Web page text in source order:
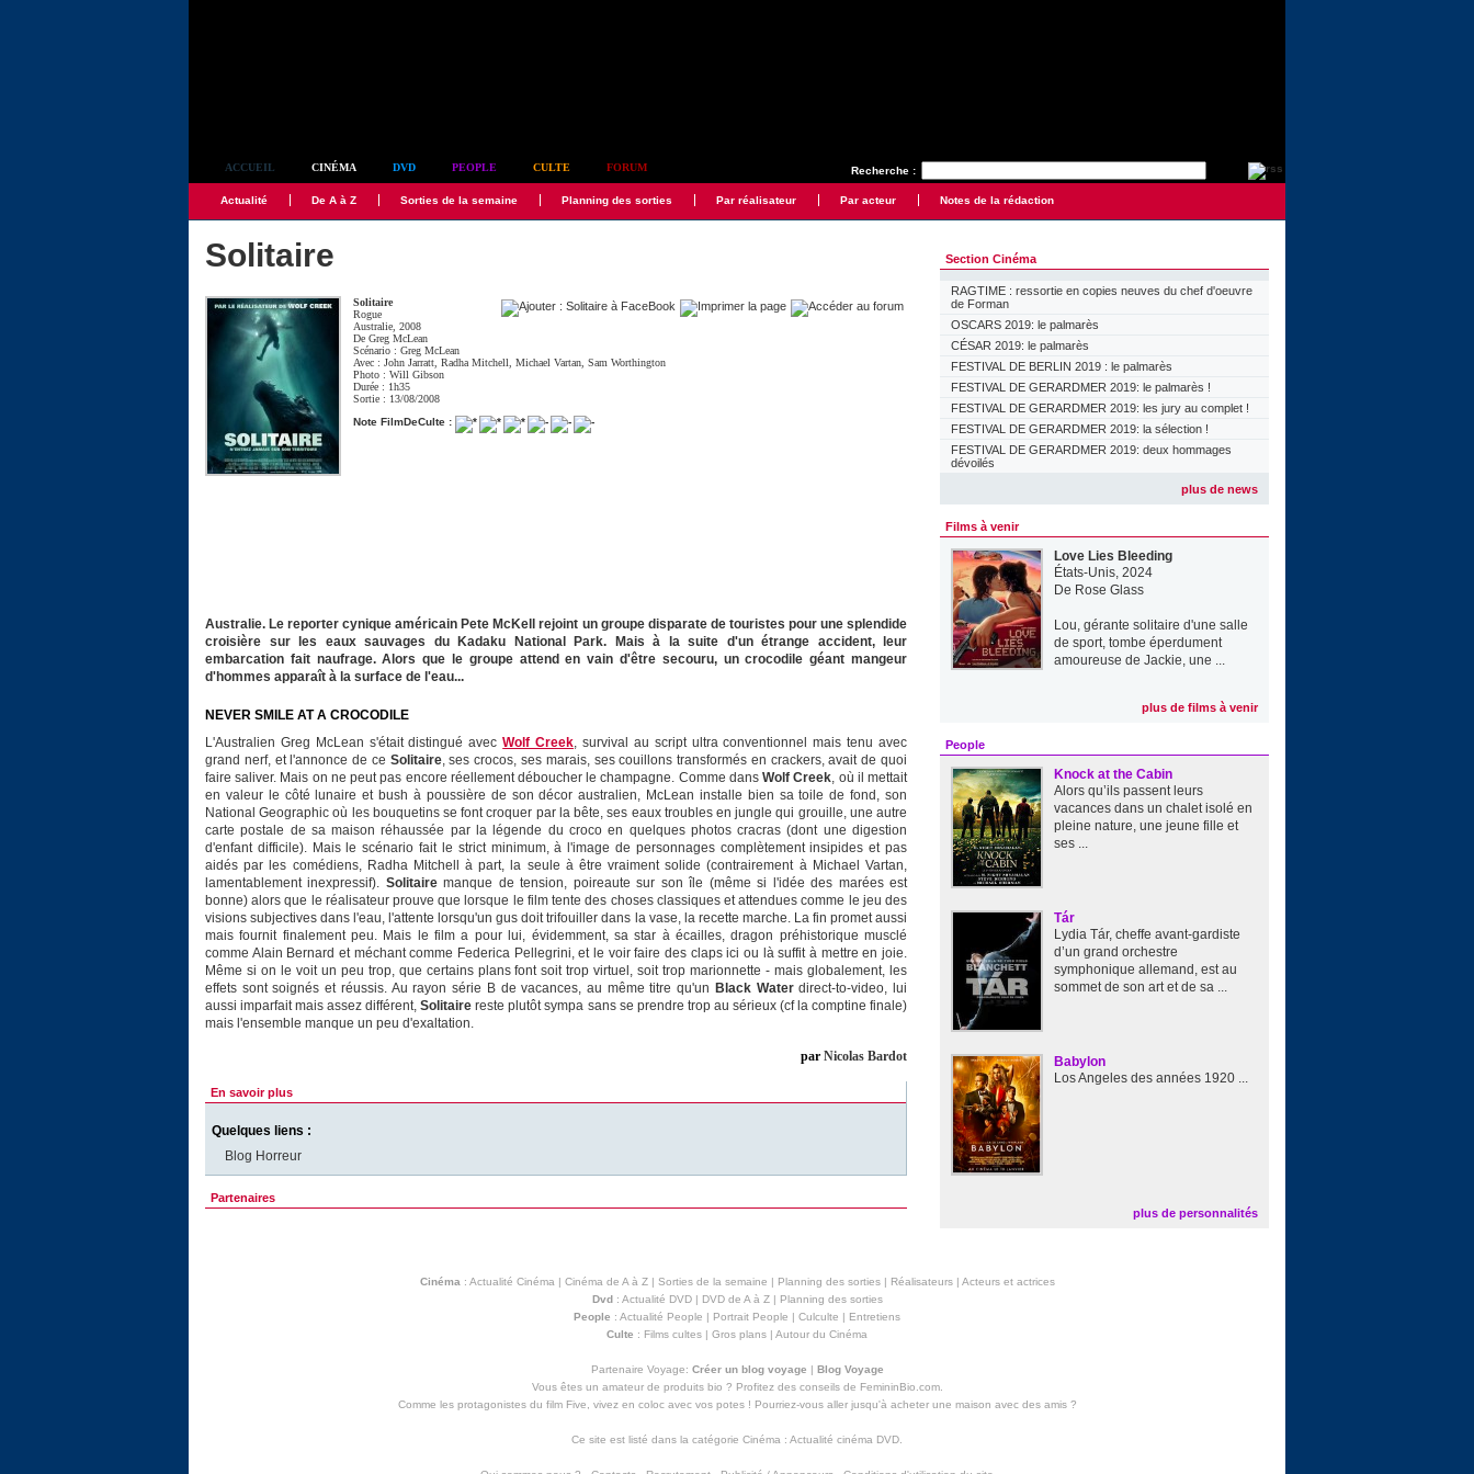
Recherche :
ACCUEIL CINÉMA DVD PEOPLE CULTE FORUM
Actualité De A à Z Sorties de la semaine Planning des sorties Par réalisateur Par acteur Notes de la rédaction
Solitaire
Solitaire
Rogue
Australie, 2008
DeGreg McLean
Scénario :Greg McLean
Avec :John Jarratt ,Radha Mitchell ,Michael Vartan ,Sam Worthington
Photo :Will Gibson
Durée : 1h35
Sortie : 13/08/2008
Note FilmDeCulte :
Australie. Le reporter cynique américain Pete McKell rejoint un groupe disparate de touristes pour une splendide
croisière sur les eaux sauvages du Kadaku National Park. Mais à la suite d'un étrange accident, leur
embarcation fait naufrage. Alors que le groupe attend en vain d'être secouru, un crocodile géant mangeur
d'hommes apparaît à la surface de l'eau...
NEVER SMILE AT A CROCODILE
L'Australien Greg McLean s'était distingué avecWolf Creek, survival au script ultra conventionnel mais tenu avec
grand nerf, et l'annonce de ce Solitaire, ses crocos, ses marais, ses couillons transformés en crackers, avait de quoi
faire saliver. Mais on ne peut pas encore réellement déboucher le champagne. Comme dansWolf Creek, où il mettait
en valeur le côté lunaire et bush à poussière de son décor australien, McLean installe bien sa toile de fond, son
National Geographic où les bouquetins se font croquer par la bête, ses eaux troubles en jungle qui grouille, une autre
carte postale de sa maison réhaussée par la légende du croco en quelques photos cracras (dont une digestion
d'enfant difficile). Mais le scénario fait le strict minimum, à l'image de personnages complètement insipides et pas
aidés par les comédiens, Radha Mitchell à part, la seule à être vraiment solide (contrairement à Michael Vartan,
lamentablement inexpressif). Solitairemanque de tension, poireaute sur son île (même si l'idée des marées est
bonne) alors que le réalisateur prouve que lorsque le film tente des choses classiques et attendues comme le jeu des
visions subjectives dans l'eau, l'attente lorsqu'un gus doit trifouiller dans la vase, la recette marche. La fin promet aussi
mais fournit finalement peu. Mais le film a pour lui, évidemment, sa star à écailles, dragon préhistorique musclé
comme Alain Bernard et méchant comme Federica Pellegrini, et le voir faire des claps ici ou là suffit à mettre en joie.
Même si on le voit un peu trop, que certains plans font soit trop virtuel, soit trop marionnette - mais globalement, les
effets sont soignés et réussis. Au rayon série B de vacances, au même titre qu'un Black Waterdirect-to-video, lui
aussi imparfait mais assez différent,Solitaire reste plutôt sympa sans se prendre trop au sérieux (cf la comptine finale)
mais l'ensemble manque un peu d'exaltation.
par Nicolas Bardot
En savoir plus
Quelques liens :
Blog Horreur
Partenaires
Section Cinéma
RAGTIME : ressortie en copies neuves du chef d'oeuvre
de Forman
OSCARS 2019: le palmarès
CÉSAR 2019: le palmarès
FESTIVAL DE BERLIN 2019 : le palmarès
FESTIVAL DE GERARDMER 2019: le palmarès !
FESTIVAL DE GERARDMER 2019: les jury au complet !
FESTIVAL DE GERARDMER 2019: la sélection !
FESTIVAL DE GERARDMER 2019: deux hommages
dévoilés
plus de news
Films à venir
Love Lies Bleeding
États-Unis, 2024
De Rose Glass
Lou, gérante solitaire d'une salle
de sport, tombe éperdument
amoureuse de Jackie, une ...
plus de films à venir
People
Knock at the Cabin
Alors qu’ils passent leurs
vacances dans un chalet isolé en
pleine nature, une jeune fille et
ses ...
Tár
Lydia Tár, cheffe avant-gardiste
d’un grand orchestre
symphonique allemand, est au
sommet de son art et de sa ...
Babylon
Los Angeles des années 1920 ...
plus de personnalités
Cinéma : Actualité Cinéma | Cinéma de A à Z| Sorties de la semaine | Planning des sorties| Réalisateurs| Acteurs et actrices
Dvd: Actualité DVD| DVD de A à Z| Planning des sorties
People : Actualité People | Portrait People | Culculte | Entretiens
Culte : Films cultes | Gros plans | Autour du Cinéma
Partenaire Voyage: Créer un blog voyage | Blog Voyage
Vous êtes un amateur de produits bio ? Profitez des conseils de FemininBio.com.
Comme les protagonistes du film Five, vivez en coloc avec vos potes ! Pourriez-vous aller jusqu'à acheter une maison avec des amis?
Ce site est listé dans la catégorie Cinéma : Actualité cinéma DVD